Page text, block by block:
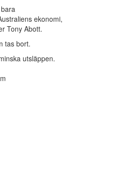
ekonomi,
Tony Abott.
tas bort.
utsläppen.